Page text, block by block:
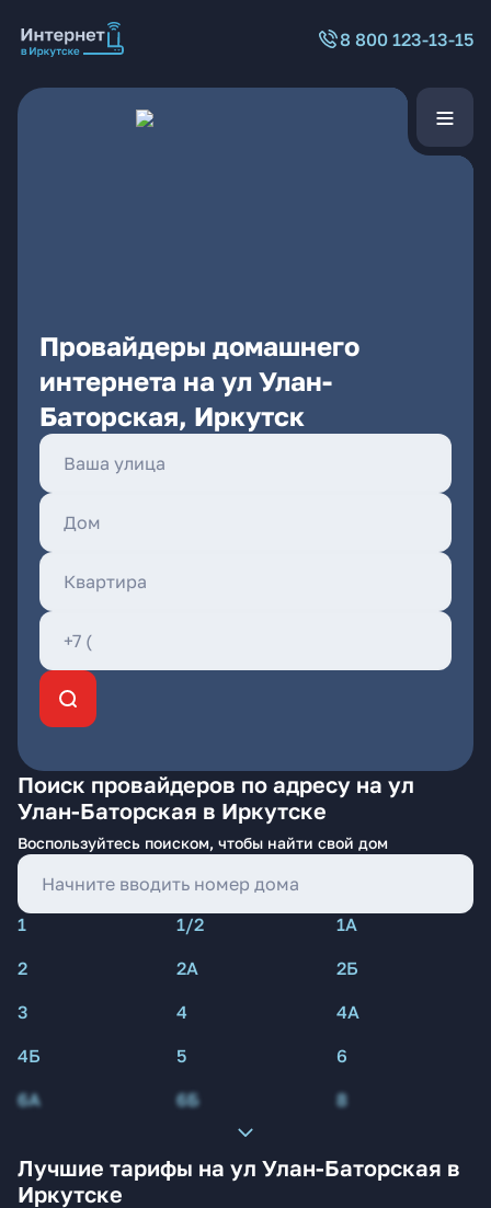
8 800 123-13-15
Провайдеры домашнего
интернета на ул Улан-
Баторская, Иркутск
Поиск провайдеров по адресу на ул
Улан-Баторская в Иркутске
Воспользуйтесь поиском, чтобы найти свой дом
1 1/2
1А
2
2А
2Б
3
4
4А
4Б
5
6
6А
6Б 8
Лучшие тарифы на ул Улан-Баторская в
Иркутске